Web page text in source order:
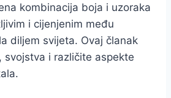
kombinacija boja i uzoraka
i cijenjenim među
diljem svijeta. Ovaj članak
svojstva i različite aspekte